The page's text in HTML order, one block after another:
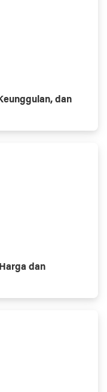
dan
dan